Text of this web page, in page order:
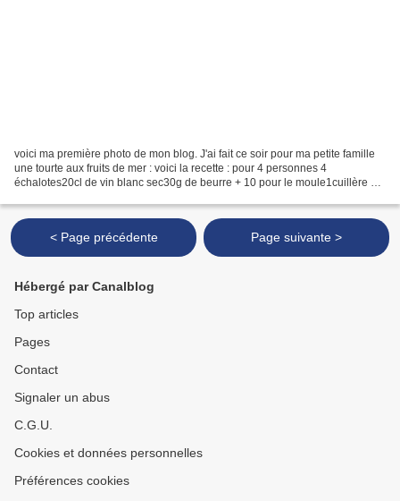
voici ma première photo de mon blog. J'ai fait ce soir pour ma petite famille
une tourte aux fruits de mer : voici la recette : pour 4 personnes 4
échalotes20cl de vin blanc sec30g de beurre + 10 pour le moule1cuillère à
< Page précédente Page suivante >
Hébergé par Canalblog
Top articles
Pages
Contact
Signaler un abus
C.G.U.
Cookies et données personnelles
Préférences cookies